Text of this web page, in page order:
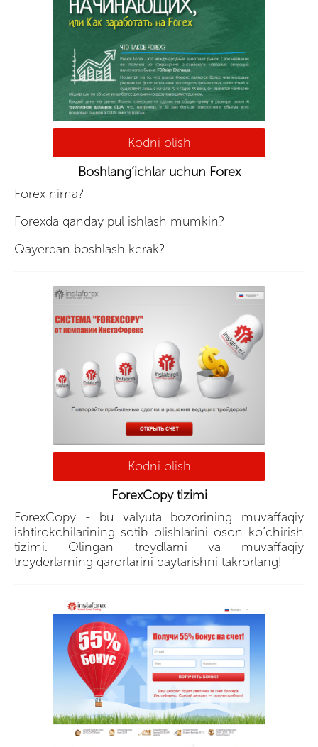
Kodni olish
Boshlang’ichlar uchun Forex
Forex nima?
Forexda qanday pul ishlash mumkin?
Qayerdan boshlash kerak?
Kodni olish
ForexCopy tizimi
ForexCopy - bu valyuta bozorining muvaffaqiy
ishtirokchilarining sotib olishlarini oson ko’chirish
tizimi. Olingan treydlarni va muvaffaqiy
treyderlarning qarorlarini qaytarishni takrorlang!